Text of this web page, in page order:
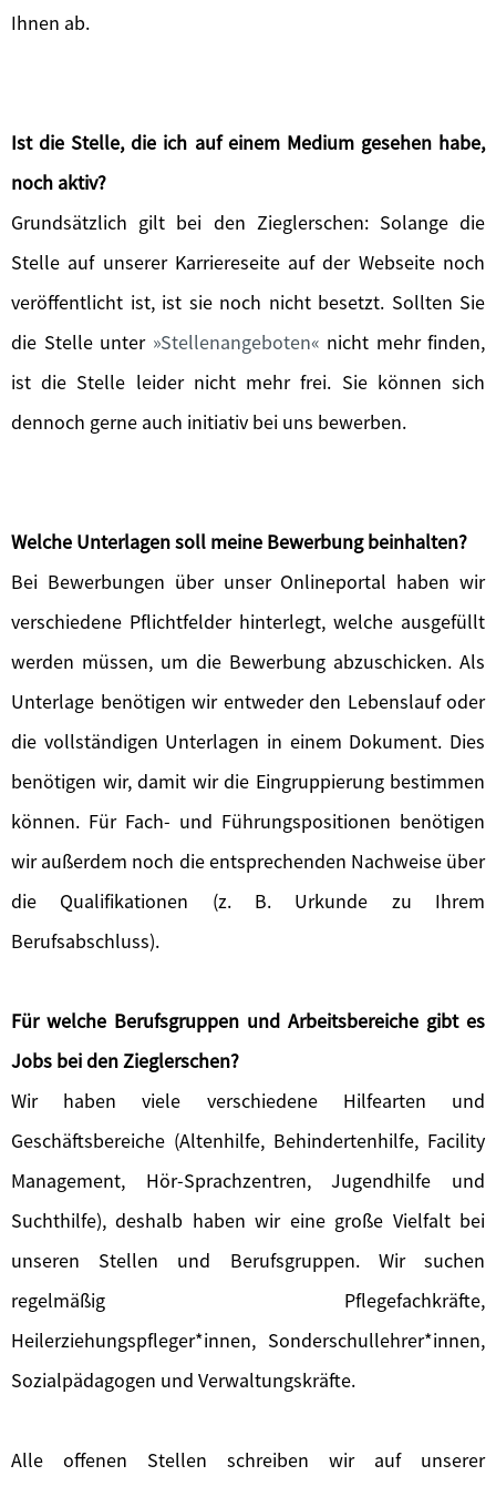
Ihnen ab.
Ist die Stelle, die ich auf einem Medium gesehen habe,
noch aktiv?
Grundsätzlich gilt bei den Zieglerschen: Solange die
Stelle auf unserer Karriereseite auf der Webseite noch
veröffentlicht ist, ist sie noch nicht besetzt. Sollten Sie
die Stelle unter Stellenangeboten
nicht mehr finden,
ist die Stelle leider nicht mehr frei. Sie können sich
dennoch gerne auch initiativ bei uns bewerben.
Welche Unterlagen soll meine Bewerbung beinhalten?
Bei Bewerbungen über unser Onlineportal haben wir
verschiedene Pflichtfelder hinterlegt, welche ausgefüllt
werden müssen, um die Bewerbung abzuschicken. Als
Unterlage benötigen wir entweder den Lebenslauf oder
die vollständigen Unterlagen in einem Dokument. Dies
benötigen wir, damit wir die Eingruppierung bestimmen
können. Für Fach- und Führungspositionen benötigen
wir außerdem noch die entsprechenden Nachweise über
die Qualifikationen (z. B. Urkunde zu Ihrem
Berufsabschluss).
Für welche Berufsgruppen und Arbeitsbereiche gibt es
Jobs bei den Zieglerschen?
Wir haben viele verschiedene Hilfearten und
Geschäftsbereiche (Altenhilfe, Behindertenhilfe, Facility
Management, Hör-Sprachzentren, Jugendhilfe und
Suchthilfe), deshalb haben wir eine große Vielfalt bei
unseren Stellen und Berufsgruppen. Wir suchen
regelmäßig Pflegefachkräfte,
Heilerziehungspfleger*innen, Sonderschullehrer*innen,
Sozialpädagogen und Verwaltungskräfte.
Alle offenen Stellen schreiben wir auf unserer